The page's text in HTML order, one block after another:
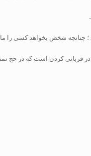
چنانچه شخص بخواهد کسی را
در قربانی کردن است که در حج